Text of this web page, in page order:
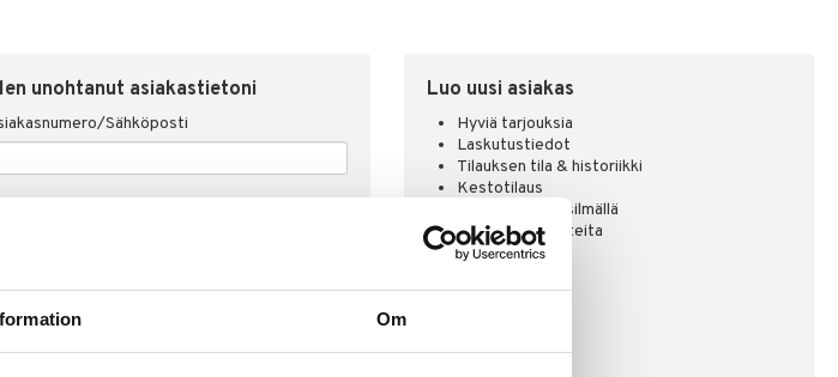
Om
unohtanut asiakastietoni
Sähköposti
Luo uusi asiakas
Hyviä tarjouksia
Laskutustiedot
Tilauksen tila & historiikki
Kestotilaus
Pidä tuotteita silmällä
Arvostele tuotteita
Toivelistat